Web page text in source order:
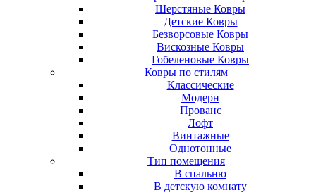
Шерстяные Ковры
Детские Ковры
Безворсовые Ковры
Вискозные Ковры
Гобеленовые Ковры
Ковры по стилям
Классические
Модерн
Прованс
Лофт
Винтажные
Однотонные
Тип помещения
В спальню
В детскую комнату